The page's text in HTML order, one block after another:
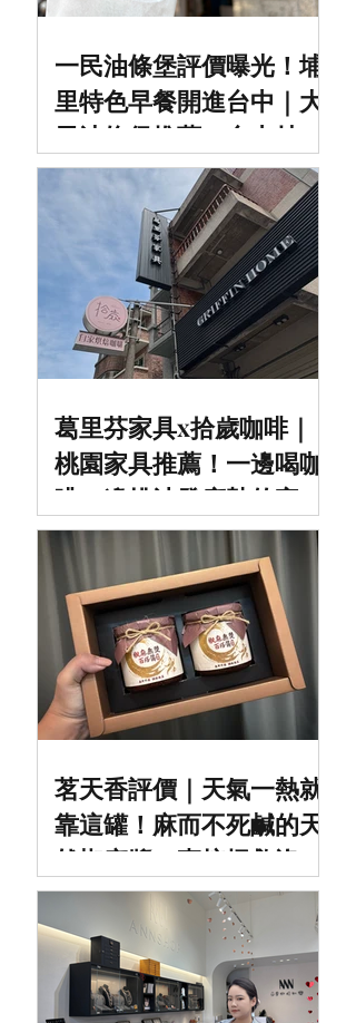
一民油條堡評價曝光！埔
里特色早餐開進台中｜大
里油條堡推薦＋台中炒麵
早餐實吃分享
葛里芬家具x拾歲咖啡｜
桃園家具推薦！一邊喝咖
啡一邊挑沙發床墊的家具
咖啡複合式空間，中壢／
平鎮家具推薦
茗天香評價｜天氣一熱就
靠這罐！麻而不死鹹的天
然椒麻醬，直接拯救沒胃
口日常